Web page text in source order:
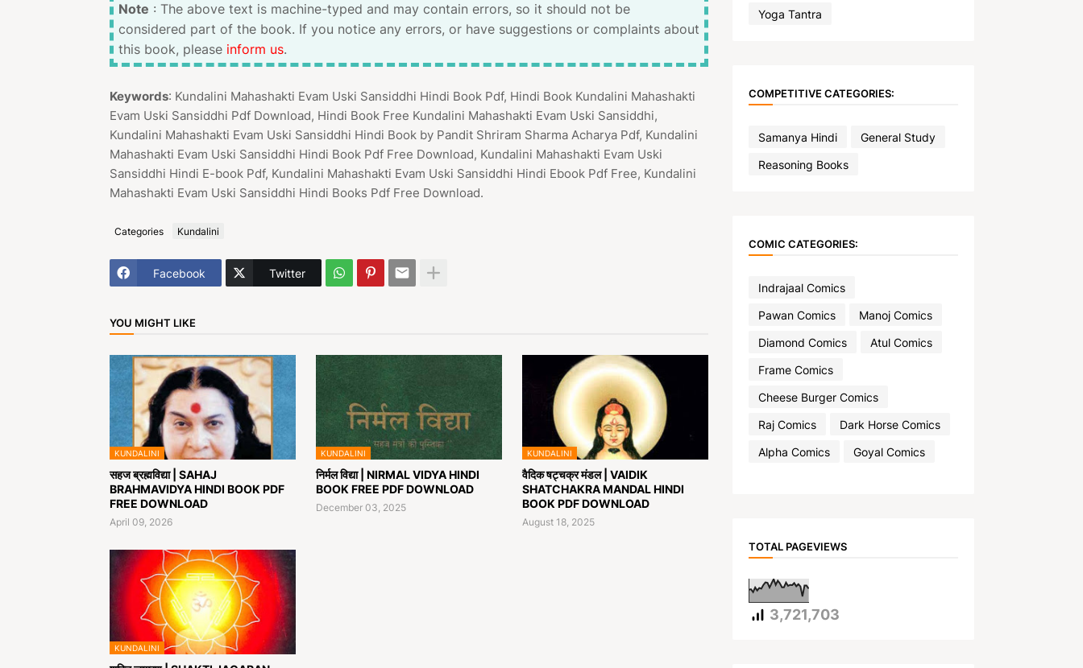
Note : The above text is machine-typed and may contain errors, so it should not be
considered part of the book. If you notice any errors, or have suggestions or complaints about
this book, please inform us.
Keywords: Kundalini Mahashakti Evam Uski Sansiddhi Hindi Book Pdf, Hindi Book Kundalini Mahashakti
Evam Uski Sansiddhi Pdf Download, Hindi Book Free Kundalini Mahashakti Evam Uski Sansiddhi,
Kundalini Mahashakti Evam Uski Sansiddhi Hindi Book by Pandit Shriram Sharma Acharya Pdf, Kundalini
Mahashakti Evam Uski Sansiddhi Hindi Book Pdf Free Download, Kundalini Mahashakti Evam Uski
Sansiddhi Hindi E-book Pdf, Kundalini Mahashakti Evam Uski Sansiddhi Hindi Ebook Pdf Free, Kundalini
Mahashakti Evam Uski Sansiddhi Hindi Books Pdf Free Download.
Categories Kundalini
Facebook Twitter
YOU MIGHT LIKE
KUNDALINI
सहज ब्रह्मविद्या | SAHAJ
BRAHMAVIDYA HINDI BOOK PDF
FREE DOWNLOAD
April 09, 2026
KUNDALINI
निर्मल विद्या | NIRMAL VIDYA HINDI
BOOK FREE PDF DOWNLOAD
December 03, 2025
KUNDALINI
वैदिक षट्चक्र मंडल | VAIDIK
SHATCHAKRA MANDAL HINDI
BOOK PDF DOWNLOAD
August 18, 2025
KUNDALINI
Yoga Tantra
COMPETITIVE CATEGORIES:
Samanya Hindi
General Study
Reasoning Books
COMIC CATEGORIES:
Indrajaal Comics
Pawan Comics
Manoj Comics
Diamond Comics
Atul Comics
Frame Comics
Cheese Burger Comics
Raj Comics
Dark Horse Comics
Alpha Comics
Goyal Comics
TOTAL PAGEVIEWS
3,721,703